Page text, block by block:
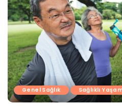
Genel Sağlık Sağlıklı